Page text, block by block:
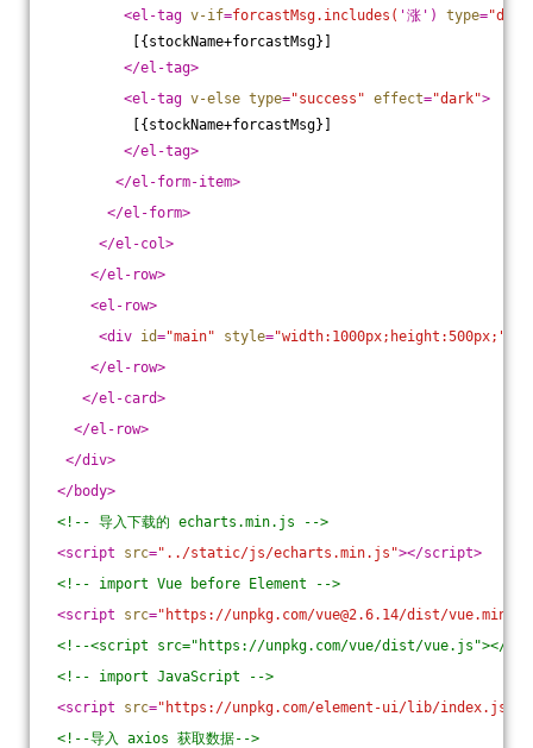
<el-tag v-if=forcastMsg.includes( '涨') type=
[{stockName+forcastMsg}]
</el-tag>
<el-tag v-else type="success" effect="dark">
[{stockName+forcastMsg}]
</el-tag>
</el-form-item>
</el-form>
</el-col>
</el-row>
<el-row>
<div id="main" style="width:1000px;height:500px;"
</el-row>
</el-card>
</el-row>
</div>
</body>
<!-- 导入下载的 echarts.min.js -->
<script src="../static/js/echarts.min.js"></script>
<!-- import Vue before Element -->
<script src="https://unpkg.com/vue@2.6.14/dist/
<!--<script src="https://unpkg.com/vue/dist/vue.js"></
<!-- import JavaScript -->
<script src="https://unpkg.com/element-ui/lib/index.js"
<!--导入 axios 获取数据-->